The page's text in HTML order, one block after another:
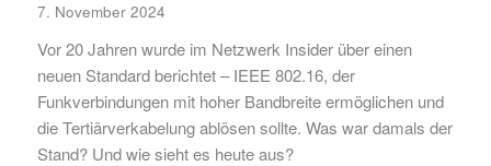
7. November 2024
Vor 20 Jahren wurde im Netzwerk Insider über einen
neuen Standard berichtet – IEEE 802.16, der
Funkverbindungen mit hoher Bandbreite ermöglichen und
die Tertiärverkabelung ablösen sollte. Was war damals der
Stand? Und wie sieht es heute aus?